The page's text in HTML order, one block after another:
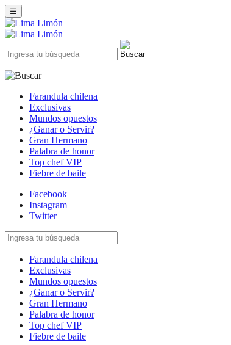
☰
Farandula chilena
Exclusivas
Mundos opuestos
¿Ganar o Servir?
Gran Hermano
Palabra de honor
Top chef VIP
Fiebre de baile
Facebook
Instagram
Twitter
Farandula chilena
Exclusivas
Mundos opuestos
¿Ganar o Servir?
Gran Hermano
Palabra de honor
Top chef VIP
Fiebre de baile